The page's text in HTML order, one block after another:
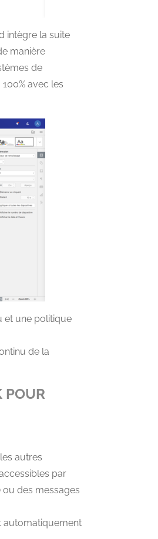
intègre la suite
manière
de
avec les
et une politique
de la
POUR
autres
par
des messages
automatiquement